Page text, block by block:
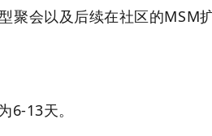
聚会以及后续在社区的MSM
6-13天。